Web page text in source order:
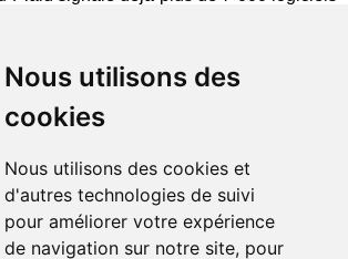
Nous utilisons des
cookies
Nous utilisons des cookies et
d'autres technologies de suivi
pour améliorer votre expérience
de navigation sur notre site, pour
parmi lesquels 9 des 10 titres de
téléchargés sur la place de marché
guère de doute que leurs adeptes ont un
ces interactions dans un espace
découvrir, voire susceptible de stimuler
De toute évidence, l'application
en constitue le siège le plus logique.